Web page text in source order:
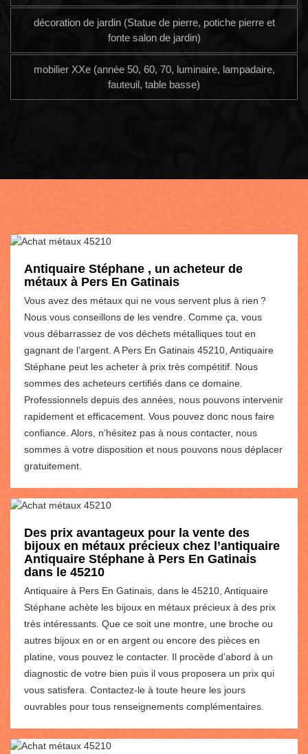
décoration de jardin (Statue de pierre, potiche pierre et
fonte salon de jardin)
mobilier XXe (année 50, 60, 70, luminaire, lampadaire,
fauteuil, table basse)
Antiquaire Stéphane , un acheteur de
métaux à Pers En Gatinais
Vous avez des métaux qui ne vous servent plus à rien ?
Nous vous conseillons de les vendre. Comme ça, vous
vous débarrassez de vos déchets métalliques tout en
gagnant de l’argent. A Pers En Gatinais 45210, Antiquaire
Stéphane peut les acheter à prix très compétitif. Nous
sommes des acheteurs certifiés dans ce domaine.
Professionnels depuis des années, nous pouvons intervenir
rapidement et efficacement. Vous pouvez donc nous faire
confiance. Alors, n’hésitez pas à nous contacter, nous
sommes à votre disposition et nous pouvons nous déplacer
gratuitement.
Des prix avantageux pour la vente des
bijoux en métaux précieux chez l’antiquaire
Antiquaire Stéphane à Pers En Gatinais
dans le 45210
Antiquaire à Pers En Gatinais, dans le 45210, Antiquaire
Stéphane achète les bijoux en métaux précieux à des prix
très intéressants. Que ce soit une montre, une broche ou
autres bijoux en or en argent ou encore des pièces en
platine, vous pouvez le contacter. Il procède d’abord à un
diagnostic de votre bien puis il vous proposera un prix qui
vous satisfera. Contactez-le à toute heure les jours
ouvrables pour tous renseignements complémentaires.